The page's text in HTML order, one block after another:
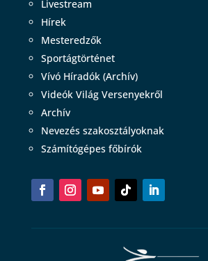
Livestream
Hírek
Mesteredzők
Sportágtörténet
Vívó Híradók (Archív)
Videók Világ Versenyekről
Archív
Nevezés szakosztályoknak
Számítógépes főbírók